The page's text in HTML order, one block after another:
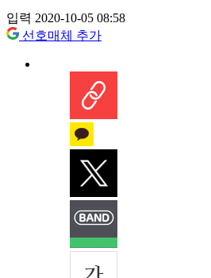
입력 2020-10-05 08:58
선호매체 추가